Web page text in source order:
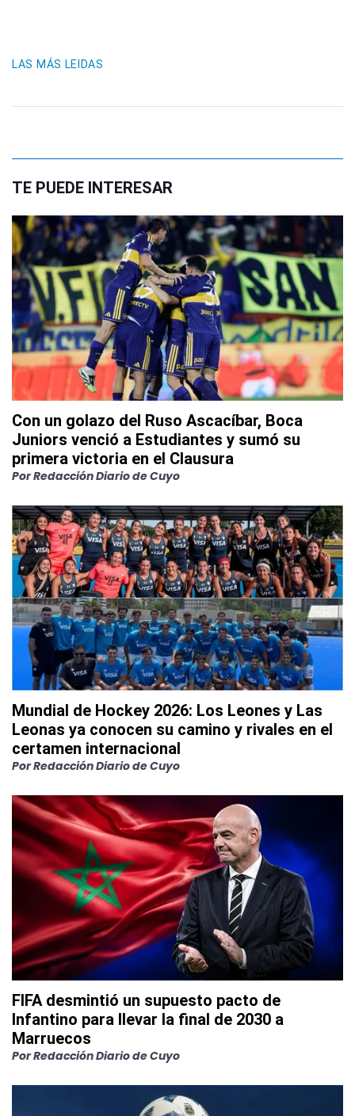
LAS MÁS LEIDAS
TE PUEDE INTERESAR
Con un golazo del Ruso Ascacíbar, Boca
Juniors venció a Estudiantes y sumó su
primera victoria en el Clausura
PorRedacción Diario de Cuyo
Mundial de Hockey 2026: Los Leones y Las
Leonas ya conocen su camino y rivales en el
certamen internacional
PorRedacción Diario de Cuyo
FIFA desmintió un supuesto pacto de
Infantino para llevar la final de 2030 a
Marruecos
PorRedacción Diario de Cuyo